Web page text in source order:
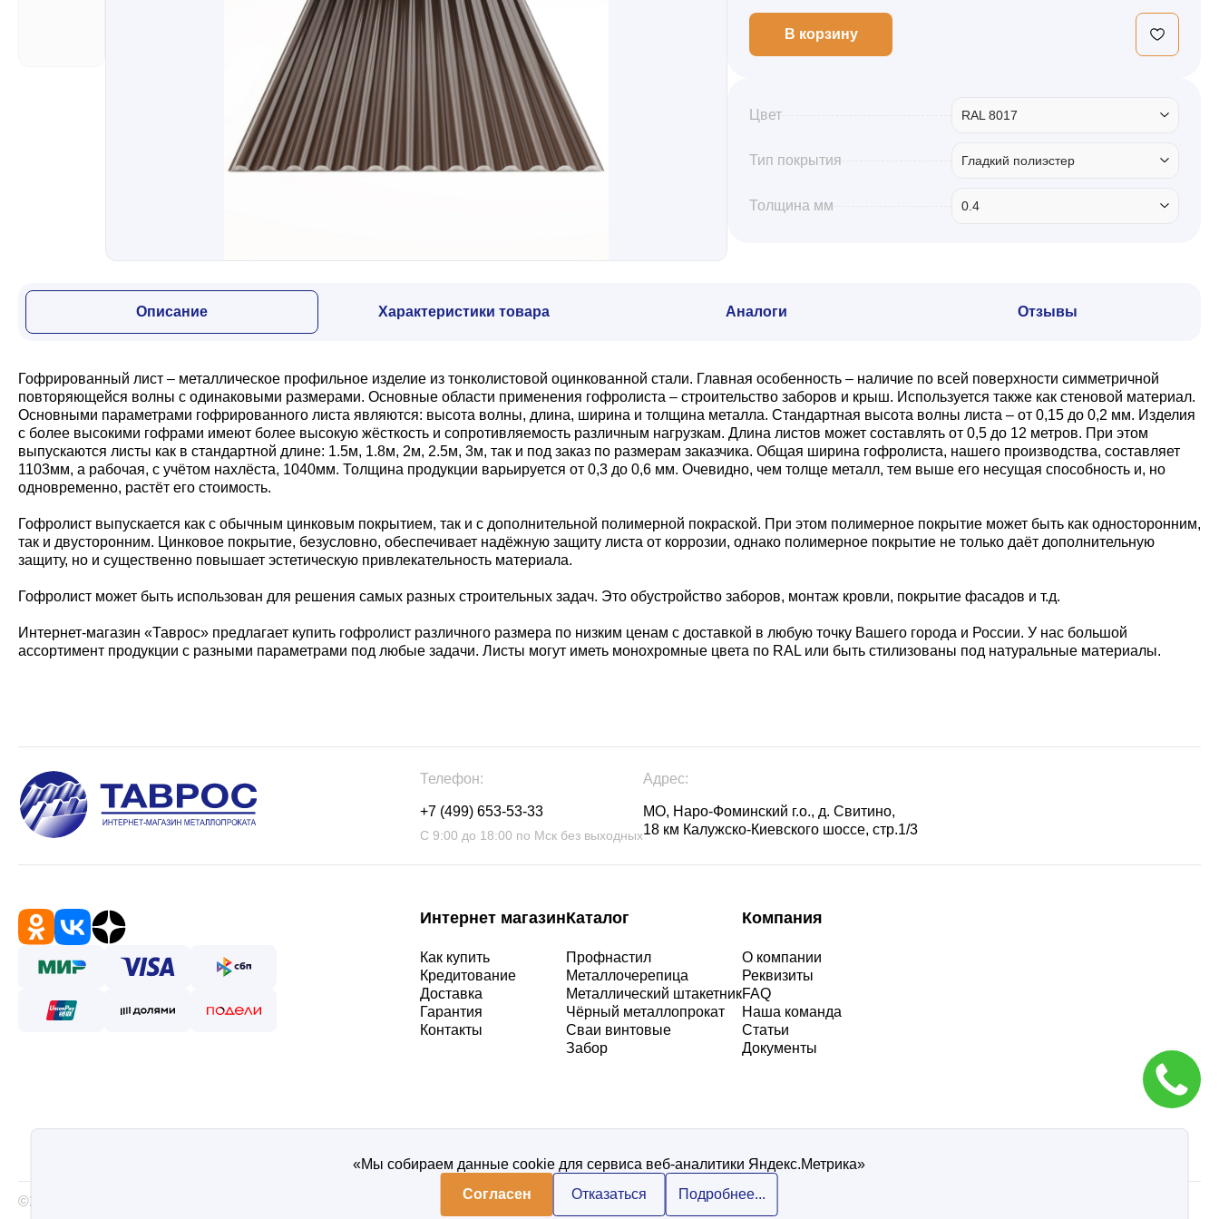
Водосточная система
В корзину
Цвет RAL 8017
Тип покрытия Гладкий полиэстер
Толщина мм 0.4
Описание Характеристики товара Аналоги Отзывы
Гофрированный лист – металлическое профильное изделие из тонколистовой оцинкованной стали. Главная особенность – наличие по всей поверхности симметричной
повторяющейся волны с одинаковыми размерами. Основные области применения гофролиста – строительство заборов и крыш. Используется также как стеновой материал.
Основными параметрами гофрированного листа являются: высота волны, длина, ширина и толщина металла. Стандартная высота волны листа – от 0,15 до 0,2 мм. Изделия
с более высокими гофрами имеют более высокую жёсткость и сопротивляемость различным нагрузкам. Длина листов может составлять от 0,5 до 12 метров. При этом
выпускаются листы как в стандартной длине: 1.5м, 1.8м, 2м, 2.5м, 3м, так и под заказ по размерам заказчика. Общая ширина гофролиста, нашего производства, составляет
1103мм, а рабочая, с учётом нахлёста, 1040мм. Толщина продукции варьируется от 0,3 до 0,6 мм. Очевидно, чем толще металл, тем выше его несущая способность и, но
одновременно, растёт его стоимость.
Гофролист выпускается как с обычным цинковым покрытием, так и с дополнительной полимерной покраской. При этом полимерное покрытие может быть как односторонним,
так и двусторонним. Цинковое покрытие, безусловно, обеспечивает надёжную защиту листа от коррозии, однако полимерное покрытие не только даёт дополнительную
защиту, но и существенно повышает эстетическую привлекательность материала.
Гофролист может быть использован для решения самых разных строительных задач. Это обустройство заборов, монтаж кровли, покрытие фасадов и т.д.
Интернет-магазин «Таврос» предлагает купить гофролист различного размера по низким ценам с доставкой в любую точку Вашего города и России. У нас большой
ассортимент продукции с разными параметрами под любые задачи. Листы могут иметь монохромные цвета по RAL или быть стилизованы под натуральные материалы.
Телефон:
+7 (499) 653-53-33
С 9:00 до 18:00 по Мск без выходных
Адрес:
МО, Наро-Фоминский г.о., д. Свитино,
18 км Калужско-Киевского шоссе, стр.1/3
Интернет магазин
Как купить
Кредитование
Доставка
Гарантия
Контакты
Каталог
Профнастил
Металлочерепица
Металлический штакетник
Чёрный металлопрокат
Сваи винтовые
Забор
Компания
О компании
Реквизиты
FAQ
Наша команда
Статьи
Документы
©2026 — Таврос интернет магазин металлопроката Политика конфиденциальности
«Мы собираем данные cookie для сервиса веб-аналитики Яндекс.Метрика»
Согласен
Отказаться Подробнее...